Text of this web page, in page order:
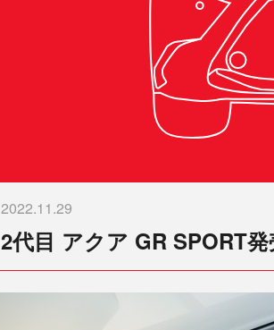
2022.11.29
2代目 アクア GR SPORT